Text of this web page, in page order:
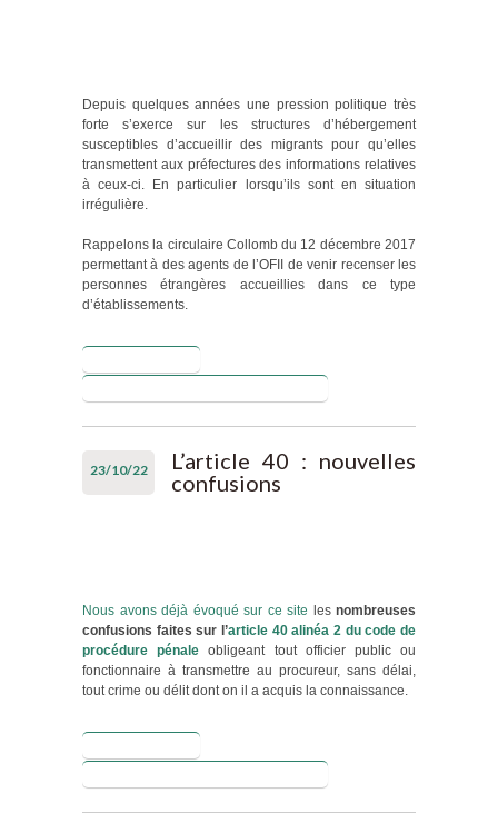
Depuis quelques années une pression politique très
forte s’exerce sur les structures d’hébergement
susceptibles d’accueillir des migrants pour qu’elles
transmettent aux préfectures des informations relatives
à ceux-ci. En particulier lorsqu’ils sont en situation
irrégulière.
Rappelons la circulaire Collomb du 12 décembre 2017
permettant à des agents de l’OFII de venir recenser les
personnes étrangères accueillies dans ce type
d’établissements.
secret
professionnel
Velay
23/10/22
L’article 40 : nouvelles
confusions
Nous avons déjà évoqué sur ce site les nombreuses
confusions faites sur l’article 40 alinéa 2 du code de
procédure pénale obligeant tout officier public ou
fonctionnaire à transmettre au procureur, sans délai,
tout crime ou délit dont on il a acquis la connaissance.
nouvelles
confusions